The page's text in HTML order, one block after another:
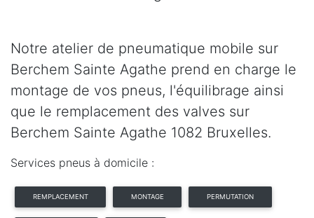
Notre atelier de pneumatique mobile sur
Berchem Sainte Agathe prend en charge le
montage de vos pneus, l'équilibrage ainsi
que le remplacement des valves sur
Berchem Sainte Agathe 1082 Bruxelles.
Services pneus à domicile :
REMPLACEMENT MONTAGE PERMUTATION